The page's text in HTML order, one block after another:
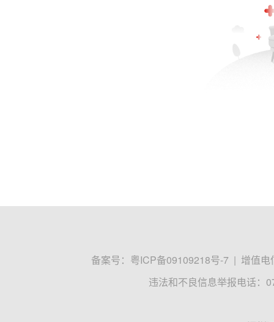
备案号： 粤ICP备09109218号-7 | 增值电
违法和不良信息举报电话：